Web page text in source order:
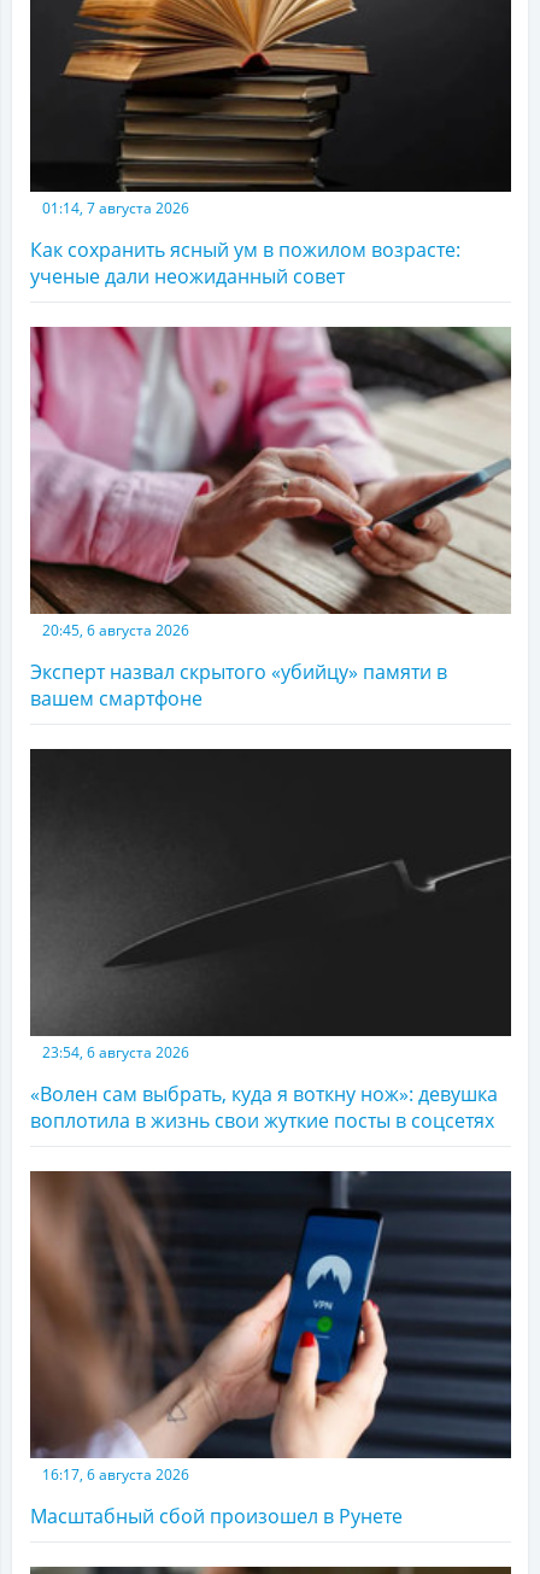
01:14, 7 августа 2026
Как сохранить ясный ум в пожилом возрасте:
ученые дали неожиданный совет
20:45, 6 августа 2026
Эксперт назвал скрытого «убийцу» памяти в
вашем смартфоне
23:54, 6 августа 2026
«Волен сам выбрать, куда я воткну нож»: девушка
воплотила в жизнь свои жуткие посты в соцсетях
16:17, 6 августа 2026
Масштабный сбой произошел в Рунете